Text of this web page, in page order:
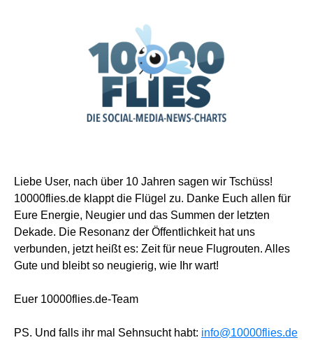
Liebe User, nach über 10 Jahren sagen wir Tschüss!
10000flies.de klappt die Flügel zu. Danke Euch allen für
Eure Energie, Neugier und das Summen der letzten
Dekade. Die Resonanz der Öffentlichkeit hat uns
verbunden, jetzt heißt es: Zeit für neue Flugrouten. Alles
Gute und bleibt so neugierig, wie Ihr wart!
Euer 10000flies.de-Team
PS. Und falls ihr mal Sehnsucht habt: info@10000flies.de